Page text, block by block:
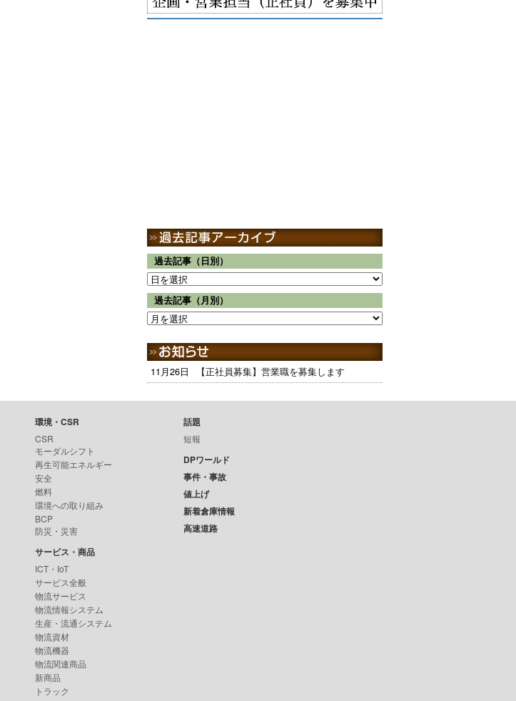
過去記事（日別）
過去記事（月別）
11月26日 【正社員募集】営業職を募集します
環境・CSR
CSR
モーダルシフト
再生可能エネルギー
安全
燃料
環境への取り組み
BCP
防災・災害
サービス・商品
ICT・IoT
サービス全般
物流サービス
物流情報システム
生産・流通システム
物流資材
物流機器
物流関連商品
新商品
トラック
話題
短報
DPワールド
事件・事故
値上げ
新着倉庫情報
高速道路